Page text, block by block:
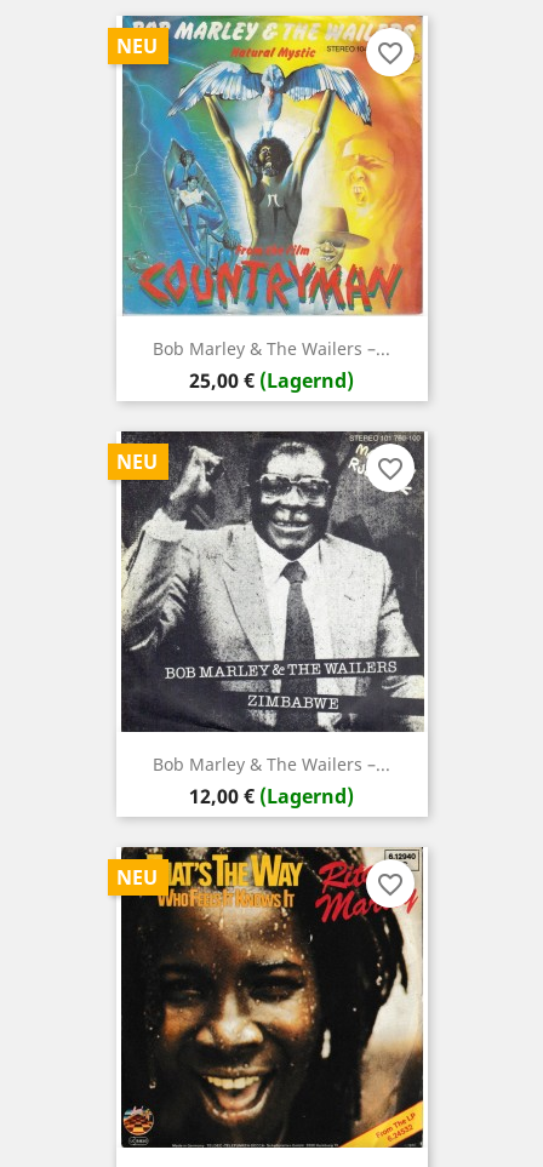
Bob Marley & The Wailers –...
Preis
25,00 € (Lagernd)
NEU favorite_border
Bob Marley & The Wailers –...
Preis
12,00 € (Lagernd)
NEU favorite_border
NEU favorite_border